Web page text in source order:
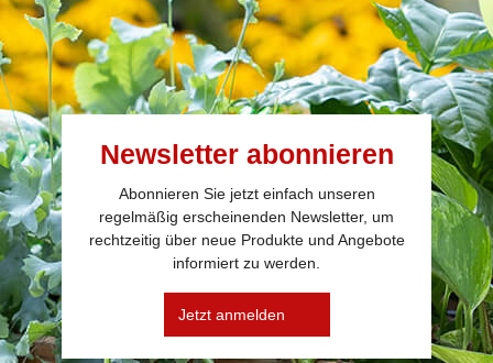
Newsletter abonnieren
Abonnieren Sie jetzt einfach unseren
regelmäßig erscheinenden Newsletter, um
rechtzeitig über neue Produkte und Angebote
informiert zu werden.
Jetzt anmelden